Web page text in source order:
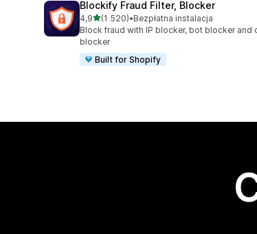
Blockify Fraud Filter, Blocker
4,9na 5 gwiazdek
(1 520)
Łączna liczba recenzji: 1520
•Bezpłatna instalacja
Block fraud with IP blocker, bot blocker and
blocker
Built for Shopify